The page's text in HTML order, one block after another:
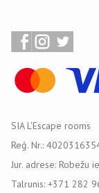
SIA L'Escape rooms
Reģ. Nr.:
Jur. adrese: Robežu
Talrunis: +371 282